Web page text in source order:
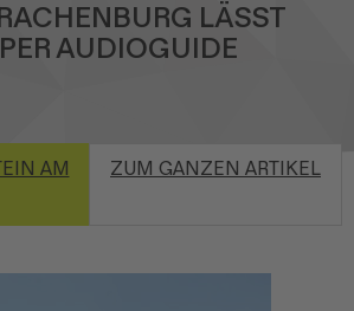
LÄSST
AUDIOGUIDE
AM
ZUM GANZEN ARTIKEL